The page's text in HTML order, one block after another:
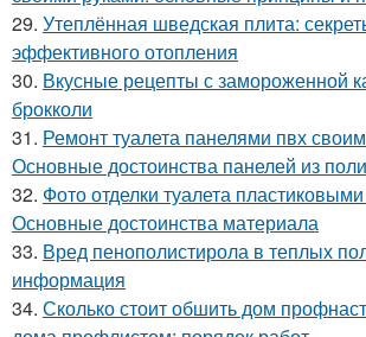
29. Утеплённая шведская плита:
эффективного отопления
30. Вкусные рецепты с замороженной
брокколи
31. Ремонт туалета панелями пвх
Основные достоинства панелей из
32. Фото отделки туалета
Основные достоинства материала
33. Вред пенополистирола в теплых
информация
34. Сколько стоит обшить дом